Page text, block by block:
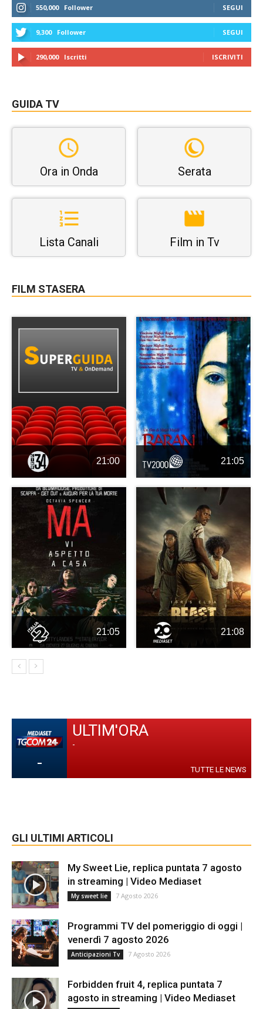
550,000 Follower SEGUI
9,300 Follower SEGUI
290,000 Iscritti ISCRIVITI
GUIDA TV
Ora in Onda Serata
Lista Canali Film in Tv
FILM STASERA
21:00 21:05
21:05 21:08
-
ULTIM'ORA
-
TUTTE LE NEWS
GLI ULTIMI ARTICOLI
My Sweet Lie, replica puntata 7 agosto
in streaming | Video Mediaset
My sweet lie 7 Agosto 2026
Programmi TV del pomeriggio di oggi |
venerdì 7 agosto 2026
Anticipazioni Tv 7 Agosto 2026
Forbidden fruit 4, replica puntata 7
agosto in streaming | Video Mediaset